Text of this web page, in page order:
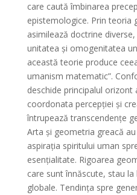
care caută îmbinarea
epistemologice. Prin teoria
asimilează doctrine
unitatea şi omogenitatea
această teorie produce
umanism matematic”.
deschide principalul orizont
coordonata percepţiei şi
întrupează transcendenţe
Arta şi geometria greacă
aspiraţia spiritului uman
esenţialitate. Rigoarea
care sunt înnăscute, stau
globale. Tendinţa spre